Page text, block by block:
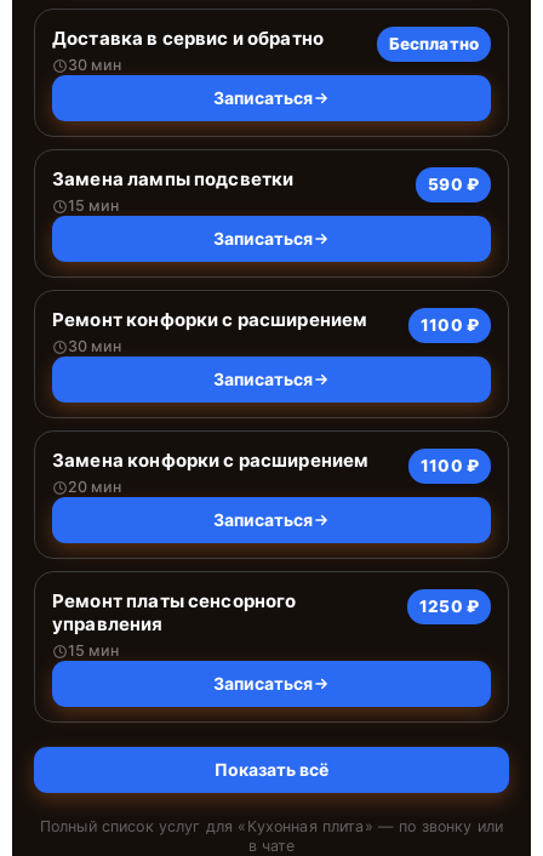
Доставка в сервис и обратно
30 мин
Бесплатно
Записаться
Замена лампы подсветки
15 мин
590 ₽
Записаться
Ремонт конфорки с расширением
30 мин
1100 ₽
Записаться
Замена конфорки с расширением
20 мин
1100 ₽
Записаться
Ремонт платы сенсорного
управления
15 мин
1250 ₽
Записаться
Показать всё
Полный список услуг для « Кухонная плита » — по звонку или
в чате